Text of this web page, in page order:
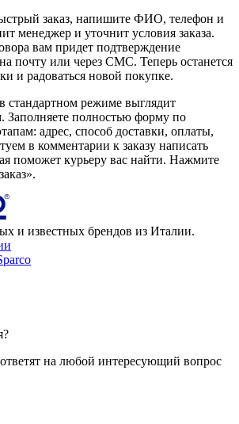
заказ, напишите ФИО, телефон и
менеджер и уточнит условия заказа.
вам придет подтверждение
почту или через СМС. Теперь останется
и радоваться новой покупке.
стандартном режиме выглядит
Заполняете полностью форму по
адрес, способ доставки, оплаты,
в комментарии к заказу написать
поможет курьеру вас найти. Нажмите
и известных брендов из Италии.
на любой интересующий вопрос